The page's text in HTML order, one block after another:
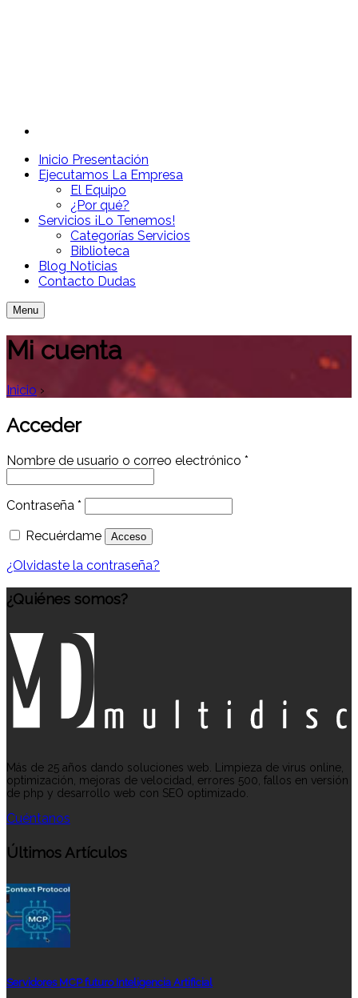
Inicio Presentación
Ejecutamos La Empresa
El Equipo
¿Por qué?
Servicios ¡Lo Tenemos!
Categorías Servicios
Biblioteca
Blog Noticias
Contacto Dudas
Menu
Mi cuenta
Inicio ›
Acceder
Nombre de usuario o correo electrónico *
Contraseña *
Recuérdame Acceso
¿Olvidaste la contraseña?
¿Quiénes somos?
Más de 25 años dando soluciones web. Limpieza de virus online,
optimización, mejoras de velocidad, errores 500, fallos en versión
de php y desarrollo web con SEO optimizado.
Cuéntanos
Últimos Artículos
Servidores MCP futuro Inteligencia Artificial